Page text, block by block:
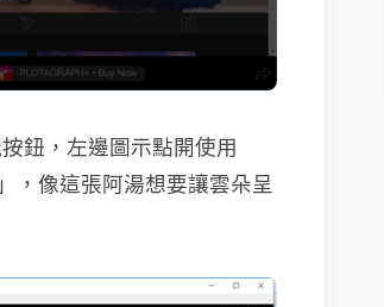
鈕，左邊圖示點開使用
，像這張阿湯想要讓雲朵呈